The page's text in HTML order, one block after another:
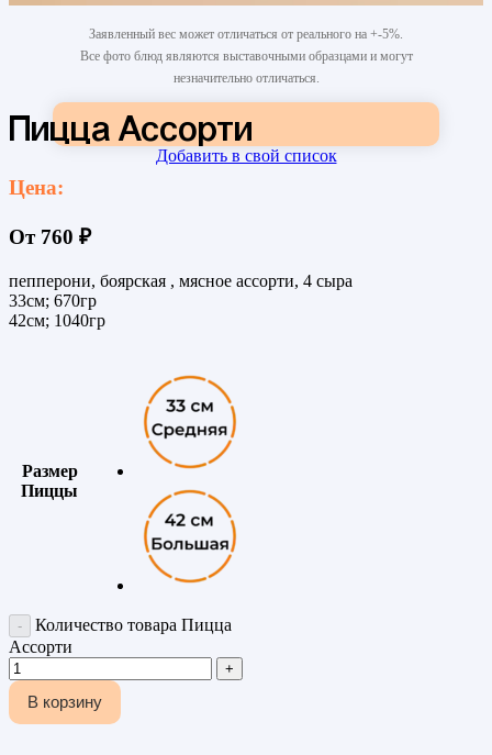
Заявленный вес может отличаться от реального на +-5%.
Все фото блюд являются выставочными образцами и могут
незначительно отличаться.
Добавить в свой список
Пицца Ассорти
Цена:
От 760 ₽
пепперони, боярская , мясное ассорти, 4 сыра
33см; 670гр
42см; 1040гр
Размер
Пиццы
Количество товара Пицца
Ассорти
В корзину